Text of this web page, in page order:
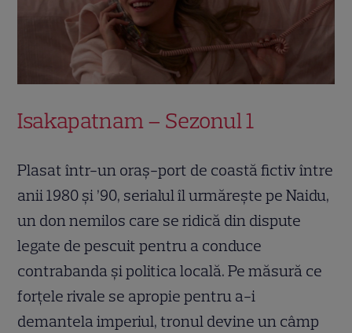
Isakapatnam – Sezonul 1
Plasat într-un oraș-port de coastă fictiv între
anii 1980 și ’90, serialul îl urmărește pe Naidu,
un don nemilos care se ridică din dispute
legate de pescuit pentru a conduce
contrabanda și politica locală. Pe măsură ce
forțele rivale se apropie pentru a-i
demantela imperiul, tronul devine un câmp